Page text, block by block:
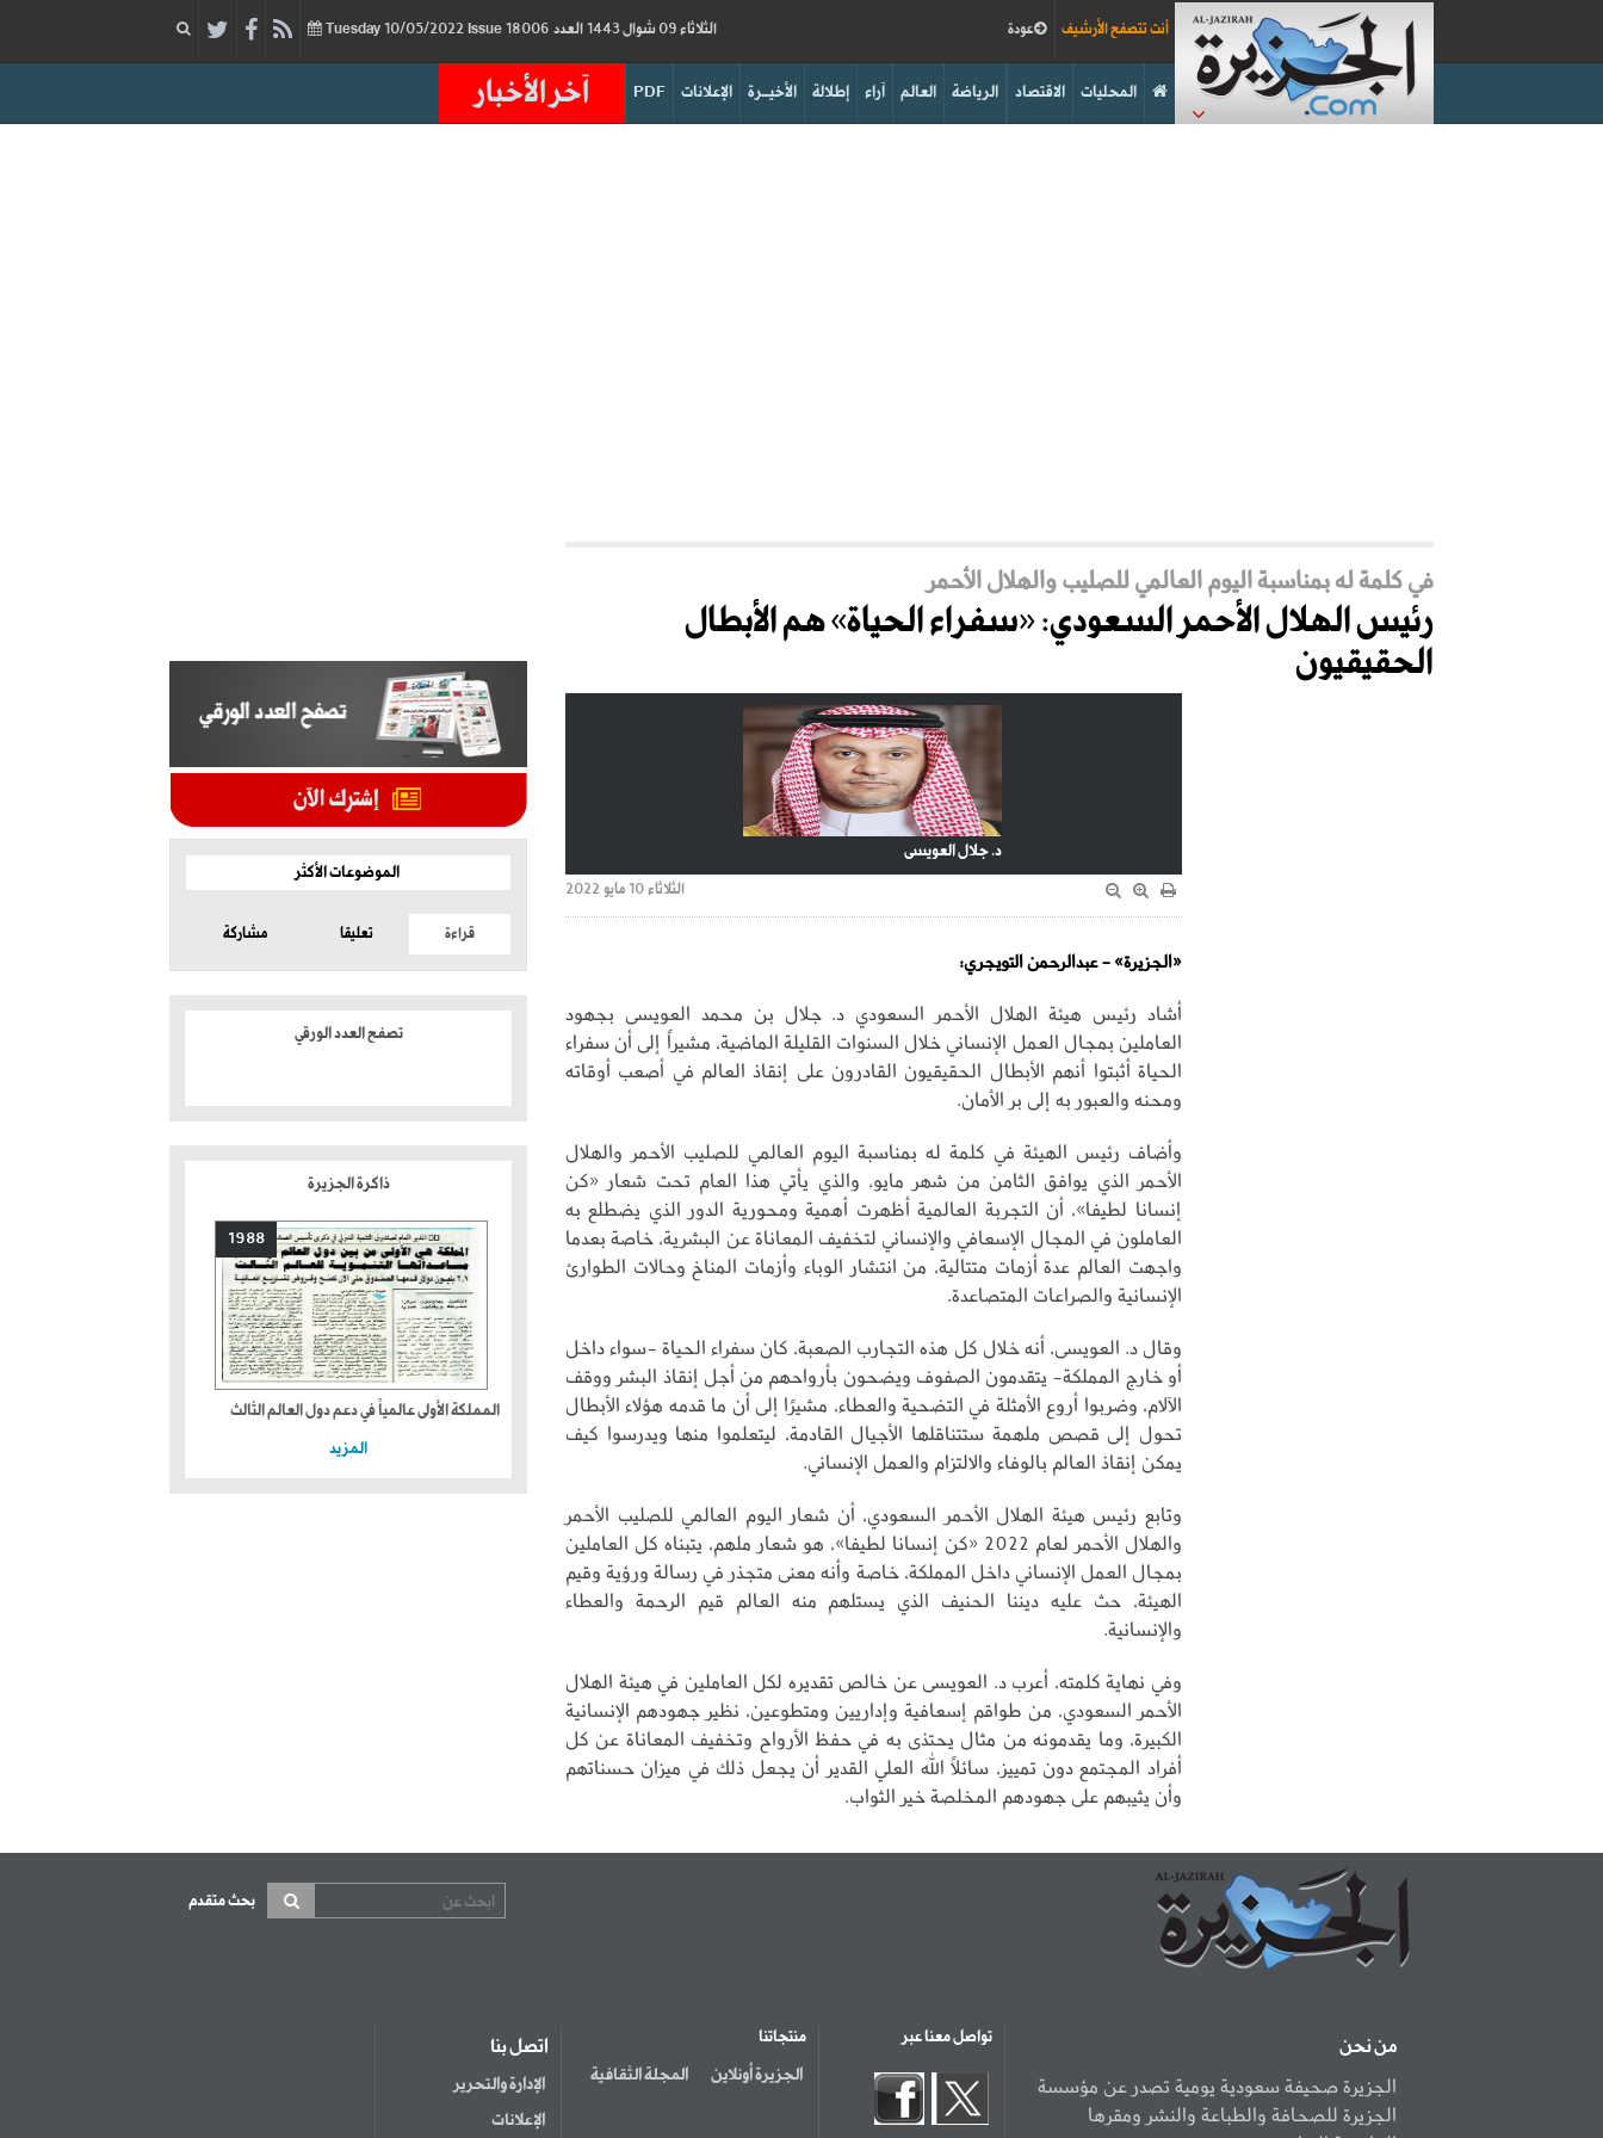
الثلاثاء 09 شوال 1443 العدد 18006 10/05/2022 Issue عودة أنت تتصفح الأرشيف
آخر الأخبار PDF الإعلانات الأخيــرة إطلالة آراء العالم الرياضة الاقتصاد المحليات
في كلمة له بمناسبة اليوم العالمي للصليب والهلال الأحمر
رئيس الهلال الأحمر السعودي: «سفراء الحياة» هم الأبطال
الحقيقيون
د. جلال العويسى
الثلاثاء 10 مايو 2022
«الجزيرة» - عبدالرحمن التويجري:
أشاد رئيس هيئة الهلال الأحمر السعودي د. جلال بن محمد العويسى بجهود
العاملين بمجال العمل الإنساني خلال السنوات القليلة الماضية، مشيراً إلى أن سفراء
الحياة أثبتوا أنهم الأبطال الحقيقيون القادرون على إنقاذ العالم في أصعب أوقاته
ومحنه والعبور به إلى بر الأمان.
وأضاف رئيس الهيئة في كلمة له بمناسبة اليوم العالمي للصليب الأحمر والهلال
الأحمر الذي يوافق الثامن من شهر مايو، والذي يأتي هذا العام تحت شعار «كن
إنسانا لطيفا»، أن التجربة العالمية أظهرت أهمية ومحورية الدور الذي يضطلع به
العاملون في المجال الإسعافي والإنساني لتخفيف المعاناة عن البشرية، خاصة بعدما
واجهت العالم عدة أزمات متتالية، من انتشار الوباء وأزمات المناخ وحالات الطوارئ
الإنسانية والصراعات المتصاعدة.
وقال د. العويسى، أنه خلال كل هذه التجارب الصعبة، كان سفراء الحياة -سواء داخل
أو خارج المملكة- يتقدمون الصفوف ويضحون بأرواحهم من أجل إنقاذ البشر ووقف
الآلام، وضربوا أروع الأمثلة في التضحية والعطاء، مشيرًا إلى أن ما قدمه هؤلاء الأبطال
تحول إلى قصص ملهمة ستتناقلها الأجيال القادمة، ليتعلموا منها ويدرسوا كيف
يمكن إنقاذ العالم بالوفاء والالتزام والعمل الإنساني.
وتابع رئيس هيئة الهلال الأحمر السعودي، أن شعار اليوم العالمي للصليب الأحمر
والهلال الأحمر لعام 2022 «كن إنسانا لطيفا»، هو شعار ملهم، يتبناه كل العاملين
بمجال العمل الإنساني داخل المملكة، خاصة وأنه معنى متجذر في رسالة ورؤية وقيم
الهيئة، حث عليه ديننا الحنيف الذي يستلهم منه العالم قيم الرحمة والعطاء
والإنسانية.
وفي نهاية كلمته، أعرب د. العويسى عن خالص تقديره لكل العاملين في هيئة الهلال
الأحمر السعودي، من طواقم إسعافية وإداريين ومتطوعين، نظير جهودهم الإنسانية
الكبيرة، وما يقدمونه من مثال يحتذى به في حفظ الأرواح وتخفيف المعاناة عن كل
أفراد المجتمع دون تمييز، سائلاً الله العلي القدير أن يجعل ذلك في ميزان حسناتهم
وأن يثيبهم على جهودهم المخلصة خير الثواب.
الموضوعات الأكثر
قراءة تعليقا مشاركة
تصفح العدد الورقي
ذاكرة الجزيرة
1988
المملكة الأولى عالمياً في دعم دول العالم الثالث
المزيد
بحث متقدم
من نحن
الجزيرة صحيفة سعودية يومية تصدر عن مؤسسة
الجزيرة للصحافة والطباعة والنشر ومقرها
تواصل معنا عبر منتجاتنا
الجزيرة أونلاين المجلة الثقافية
اتصل بنا
الإدارة والتحرير
الإعلانات